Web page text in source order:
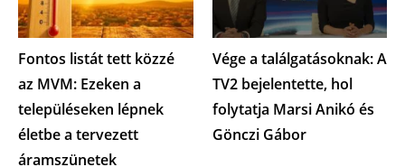
Fontos listát tett közzé
az MVM: Ezeken a
településeken lépnek
életbe a tervezett
áramszünetek
Vége a találgatásoknak: A
TV2 bejelentette, hol
folytatja Marsi Anikó és
Gönczi Gábor